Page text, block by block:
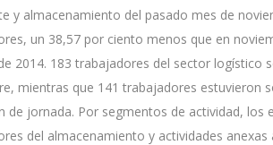
y almacenamiento del pasado mes de
un 38,57 por ciento menos que en
2014. 183 trabajadores del sector logístico
mientras que 141 trabajadores estuvieron
de jornada. Por segmentos de actividad, los
del almacenamiento y actividades